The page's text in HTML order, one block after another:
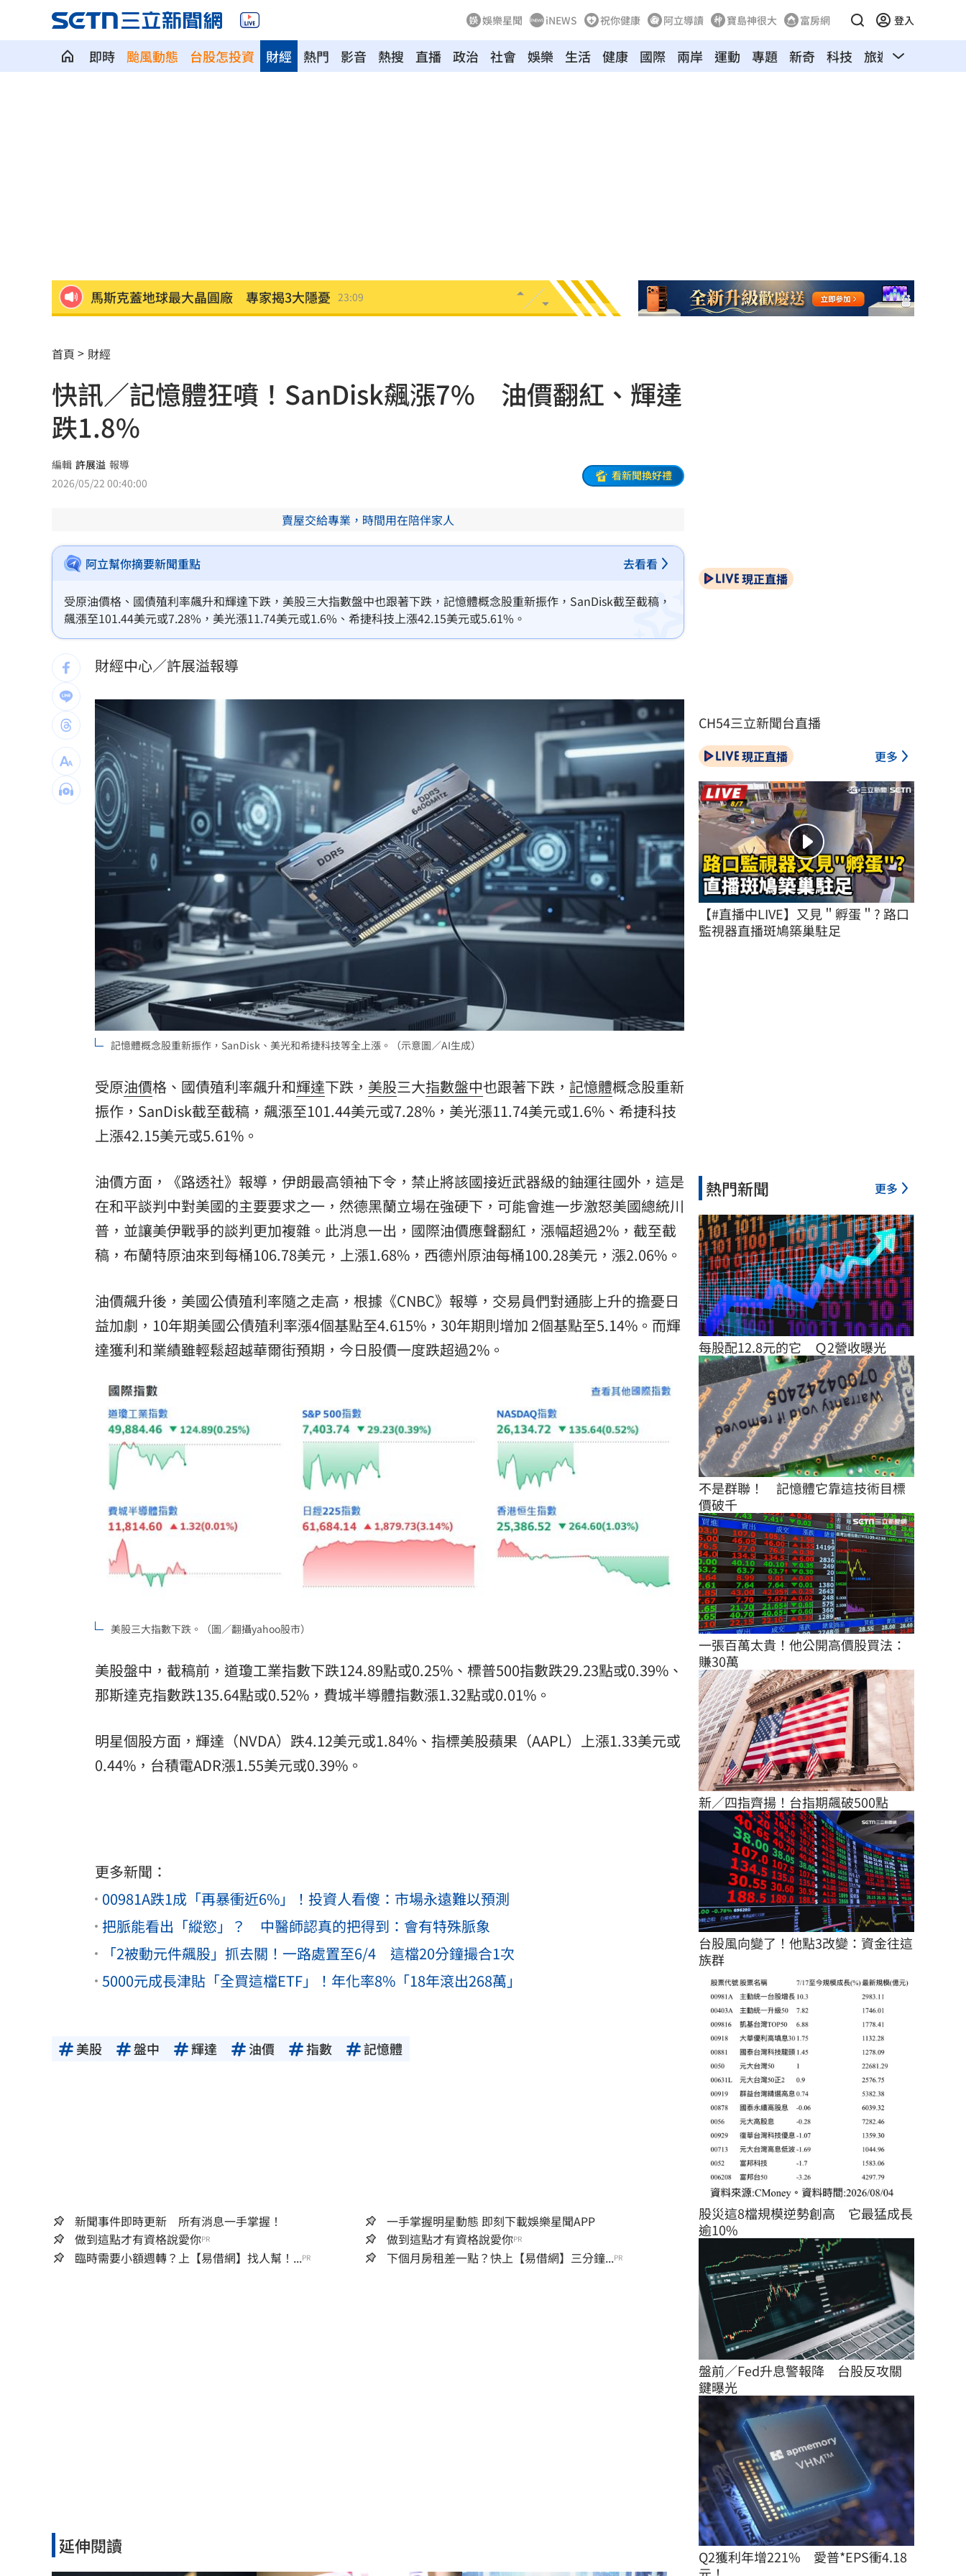
娛樂星聞 iNEWS 祝你健康 阿立導讀 寶島神很大 富房網 登入
即時 颱風動態 台股怎投資 熱門 影音 熱搜 直播 政治 社會 娛樂 生活 健康 國際 兩岸 運動
財經 專題 新奇 科技 旅遊 汽車
馬斯克蓋地球最大晶圓廠 專家揭3大隱憂 23:09
蔣市政一團糟？活動背板誤植HappiMess
飛機餐1果汁爆廁所之亂 醫：3類人勿亂喝 22:48
獨／田路路突改口找楊光友 許常德爆內幕
亨特認特權 哽咽談父拜登癌症轉移到骨頭
白海豚發威！宜蘭強風磁磚砸、樹倒
白海豚外圍雨帶特別紮實 鄭明典：別出門 22:29
有片／貴州通天河「爆乳正妹伴漂」價碼曝
慈濟買BNT遭詐 網朝聖郭董大小姐貼文 22:16
宜蘭強風「店家玻璃門被吹爆」員工嚇抱頭 22:16
配合漢光！管碧玲視導平戰轉換與出港課目
男傳訊醫院粉專「殺死掛號小姐」辯忘吃藥
台灣彩券開獎直播中 20:31
LIVE三立+24小時直播 15:27
三立iNEWS新聞台線上直播 18:00
台彩父親節推新刮刮樂千萬頭獎超「爸」氣 12:00
商場戰國來臨 台中「頂奢大道」逐漸成形 12:00
「拍片人的多重宇宙」職涯論壇9/12登場！ 10:30
8國球員齊聚高雄 Formosa 7s掀足球熱潮 10:00
理想混蛋號召粉絲跨海追星吃美食！ 18:15
首頁 財經
快訊／記憶體狂噴！SanDisk飆漲7% 油價翻紅、輝達
跌1.8%
編輯 許展溢 報導
2026/05/22 00:40:00
看新聞換好禮
賣屋交給專業，時間用在陪伴家人
阿立幫你摘要新聞重點 去看看
受原油價格、國債殖利率飆升和輝達下跌，美股三大指數盤中也跟著下跌，記憶體概念股重新振作，SanDisk截至截稿，
飆漲至101.44美元或7.28%，美光漲11.74美元或1.6%、希捷科技上漲42.15美元或5.61%。
財經中心／許展溢報導
記憶體概念股重新振作，SanDisk、美光和希捷科技等全上漲。（示意圖／AI生成）
受原油價格、國債殖利率飆升和輝達下跌， 美股三大指數盤中也跟著下跌， 記憶體概念股重新
振作，SanDisk截至截稿，飆漲至101.44美元或7.28%，美光漲11.74美元或1.6%、希捷科技
上漲42.15美元或5.61%。
油價方面，《路透社》報導，伊朗最高領袖下令，禁止將該國接近武器級的鈾運往國外，這是
在和平談判中對美國的主要要求之一，然德黑蘭立場在強硬下，可能會進一步激怒美國總統川
普，並讓美伊戰爭的談判更加複雜。此消息一出，國際油價應聲翻紅，漲幅超過2%，截至截
稿，布蘭特原油來到每桶106.78美元，上漲1.68%，西德州原油每桶100.28美元，漲2.06%。
油價飆升後，美國公債殖利率隨之走高，根據《CNBC》報導，交易員們對通膨上升的擔憂日
益加劇，10年期美國公債殖利率漲4個基點至4.615%，30年期則增加 2個基點至5.14%。而輝
達獲利和業績雖輕鬆超越華爾街預期，今日股價一度跌超過2%。
美股三大指數下跌。（圖／翻攝yahoo股市）
美股盤中，截稿前，道瓊工業指數下跌124.89點或0.25%、標普500指數跌29.23點或0.39%、
那斯達克指數跌135.64點或0.52%，費城半導體指數漲1.32點或0.01%。
明星個股方面，輝達（NVDA）跌4.12美元或1.84%、指標美股蘋果（AAPL）上漲1.33美元或
0.44%，台積電ADR漲1.55美元或0.39%。
更多新聞：
00981A跌1成「再暴衝近6%」！投資人看傻：市場永遠難以預測
把脈能看出「縱慾」？ 中醫師認真的把得到：會有特殊脈象
「2被動元件飆股」抓去關！一路處置至6/4 這檔20分鐘撮合1次
5000元成長津貼「全買這檔ETF」！年化率8%「18年滾出268萬」
美股 盤中 輝達 油價 指數 記憶體
新聞事件即時更新 所有消息一手掌握！
一手掌握明星動態 即刻下載娛樂星聞APP
做到這點才有資格說愛你PR 做到這點才有資格說愛你PR
臨時需要小額週轉？上【易借網】找人幫！...PR 下個月房租差一點？快上【易借網】三分鐘...PR
延伸閱讀
現正直播
CH54三立新聞台直播
現正直播 更多
【#直播中LIVE】又見＂孵蛋＂? 路口
監視器直播斑鳩築巢駐足
熱門新聞 更多
每股配12.8元的它　Ｑ2營收曝光
不是群聯！　記憶體它靠這技術目標
價破千
一張百萬太貴！他公開高價股買法：
賺30萬
新／四指齊揚！台指期飆破500點
台股風向變了！他點3改變：資金往這
族群
股災這8檔規模逆勢創高　它最猛成長
逾10%
盤前／Fed升息警報降　台股反攻關
鍵曝光
Q2獲利年增221%　愛普*EPS衝4.18